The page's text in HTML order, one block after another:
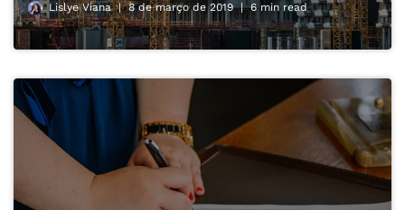
Lislye Viana 8 de março de 2019 6 min read